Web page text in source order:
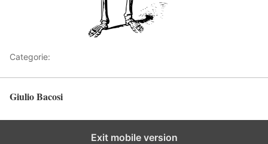
Categorie:
Giulio Bacosi
Exit mobile version